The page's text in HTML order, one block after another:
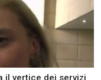
il vertice dei servizi